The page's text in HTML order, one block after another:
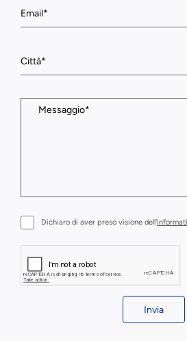
Dichiaro di aver preso visione dell’
Invia